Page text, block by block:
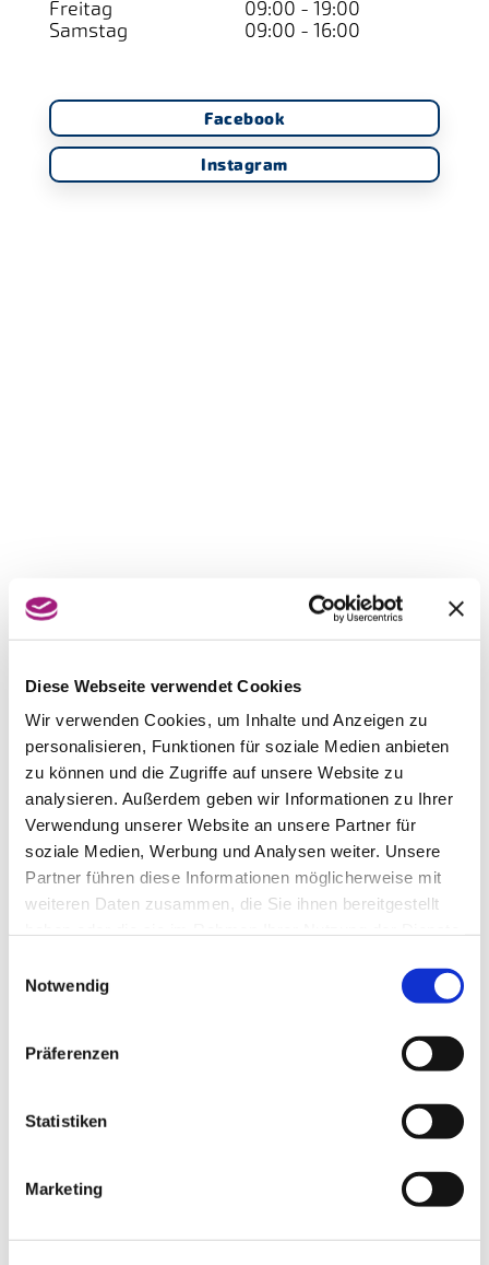
Diese Webseite verwendet Cookies
Wir verwenden Cookies, um Inhalte und Anzeigen zu
personalisieren, Funktionen für soziale Medien anbieten
zu können und die Zugriffe auf unsere Website zu
analysieren. Außerdem geben wir Informationen zu Ihrer
Verwendung unserer Website an unsere Partner für
soziale Medien, Werbung und Analysen weiter. Unsere
Partner führen diese Informationen möglicherweise mit
weiteren Daten zusammen, die Sie ihnen bereitgestellt
Notwendig
Präferenzen
Statistiken
Marketing
Freitag
09:00 - 19:00
Samstag
09:00 - 16:00
Facebook
Instagram